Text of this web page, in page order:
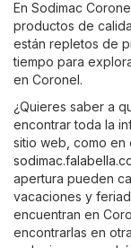
En Sodimac
productos de
están repletos de
tiempo para
en Coronel.
¿Quieres saber a
encontrar toda la
sitio web, como en
apertura pueden
vacaciones y
encuentran en
encontrarlas en